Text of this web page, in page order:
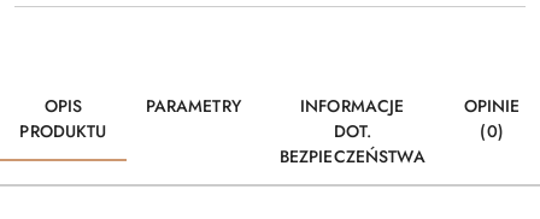
OPIS
PRODUKTU
PARAMETRY
INFORMACJE
DOT.
BEZPIECZEŃSTWA
OPINIE
(0)